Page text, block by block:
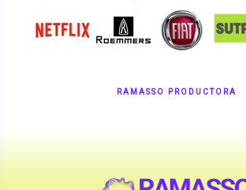
RAMASSO PRODUCTORA